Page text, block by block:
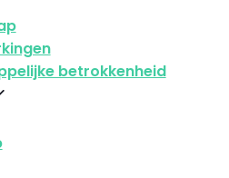
betrokkenheid